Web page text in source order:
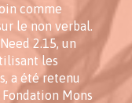
comme
le non verbal.
2.15, un
les
a été retenu
Mons